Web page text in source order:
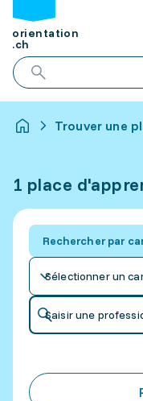
orientation
.ch
Trouver une
1 place
Rechercher par
Sélectionner un
Saisir une